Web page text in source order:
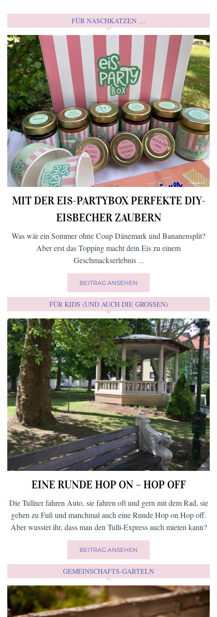
FÜR NASCHKATZEN …
MIT DER EIS-PARTYBOX PERFEKTE DIY-
EISBECHER ZAUBERN
Was wär ein Sommer ohne Coup Dänemark und Bananensplit?
Aber erst das Topping macht dein Eis zu einem
Geschmackserlebnis ...
BEITRAG ANSEHEN
FÜR KIDS (UND AUCH DIE GROSSEN)
EINE RUNDE HOP ON – HOP OFF
Die Tullner fahren Auto, sie fahren oft und gern mit dem Rad, sie
gehen zu Fuß und manchmal auch eine Runde Hop on Hop off.
Aber wusstet ihr, dass man den Tulli-Express auch mieten kann?
BEITRAG ANSEHEN
GEMEINSCHAFTS-GARTELN